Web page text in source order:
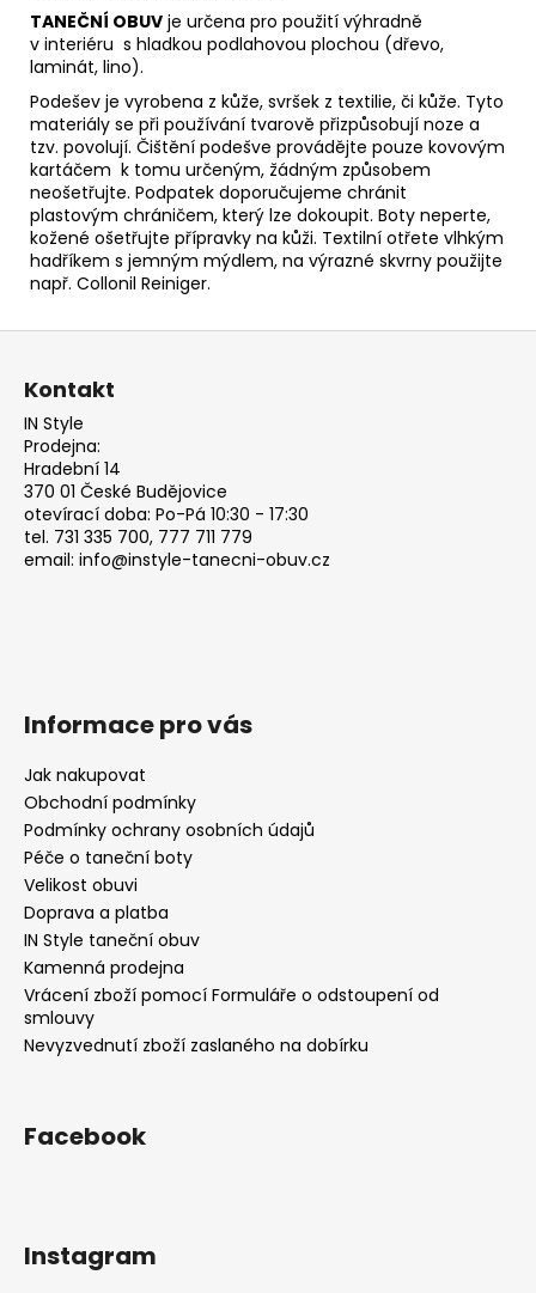
TANEČNÍ OBUV je určena pro použití výhradně
v interiéru s hladkou podlahovou plochou (dřevo,
laminát, lino).
Podešev je vyrobena z kůže, svršek z textilie, či kůže. Tyto
materiály se při používání tvarově přizpůsobují noze a
tzv. povolují. Čištění podešve provádějte pouze kovovým
kartáčem k tomu určeným, žádným způsobem
neošetřujte. Podpatek doporučujeme chránit
plastovým chráničem, který lze dokoupit. Boty neperte,
kožené ošetřujte přípravky na kůži. Textilní otřete vlhkým
hadříkem s jemným mýdlem, na výrazné skvrny použijte
např. Collonil Reiniger.
Z
Kontakt
IN Style
Prodejna:
Hradební 14
370 01 České Budějovice
otevírací doba: Po-Pá 10:30 - 17:30
tel. 731 335 700, 777 711 779
email: info@instyle-tanecni-obuv.cz
Informace pro vás
Jak nakupovat
Obchodní podmínky
Podmínky ochrany osobních údajů
Péče o taneční boty
Velikost obuvi
Doprava a platba
IN Style taneční obuv
Kamenná prodejna
Vrácení zboží pomocí Formuláře o odstoupení od
smlouvy
Nevyzvednutí zboží zaslaného na dobírku
Facebook
Instagram